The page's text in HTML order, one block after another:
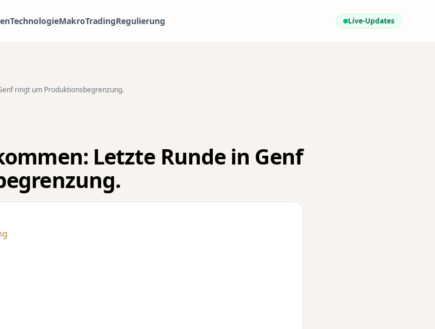
TechnologieMakroTradingRegulierung Live-Updates
ringt um Produktionsbegrenzung.
Letzte Runde in Genf